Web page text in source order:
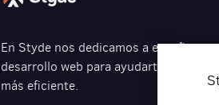
En Styde nos dedicamos a enseñarte
desarrollo web para ayudarte a crear
más eficiente.